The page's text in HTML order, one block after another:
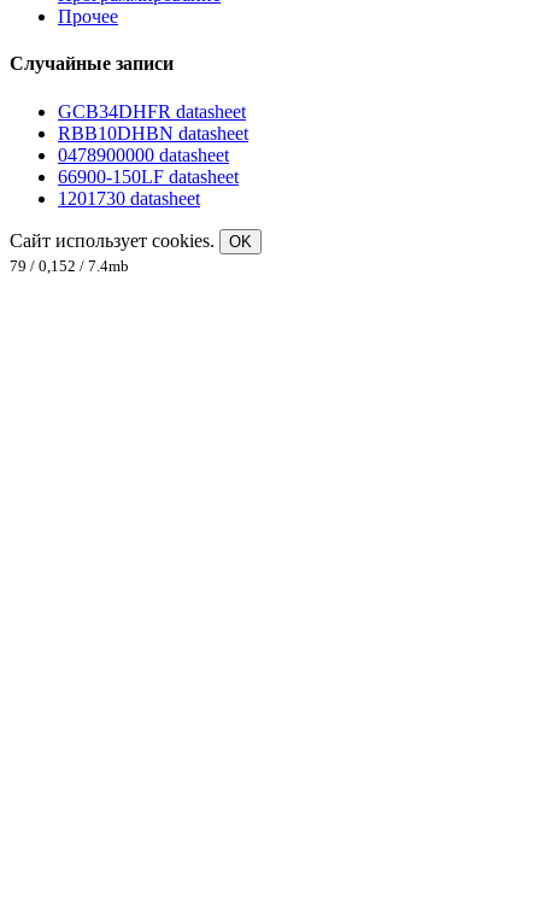
Прочее
Случайные записи
GCB34DHFR datasheet
RBB10DHBN datasheet
0478900000 datasheet
66900-150LF datasheet
1201730 datasheet
Сайт использует cookies.
OK
79 / 0,152 / 7.4mb